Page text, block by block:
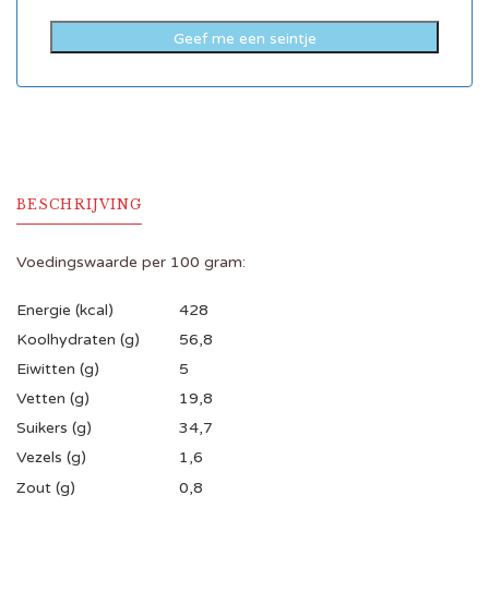
BESCHRIJVING
Voedingswaarde per 100 gram:
Energie (kcal)
428
Koolhydraten (g)
56,8
Eiwitten (g)
5
Vetten (g)
19,8
Suikers (g)
34,7
Vezels (g)
1,6
Zout (g)
0,8